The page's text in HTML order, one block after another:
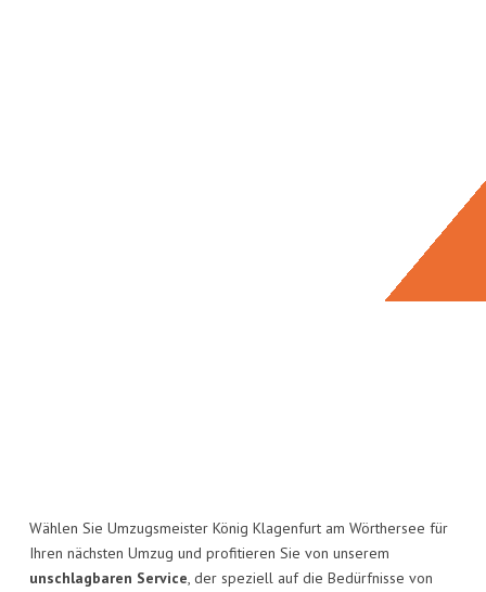
Wählen Sie Umzugsmeister König Klagenfurt am Wörthersee für
Ihren nächsten Umzug und profitieren Sie von unserem
unschlagbaren Service, der speziell auf die Bedürfnisse von